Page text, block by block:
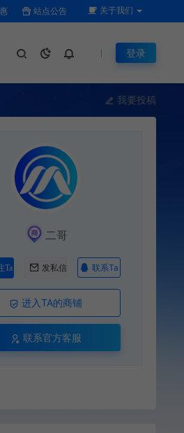
站点公告 关于我们
登录
我要投稿
二哥
Ta 发私信 联系Ta
进入TA的商铺
联系官方客服